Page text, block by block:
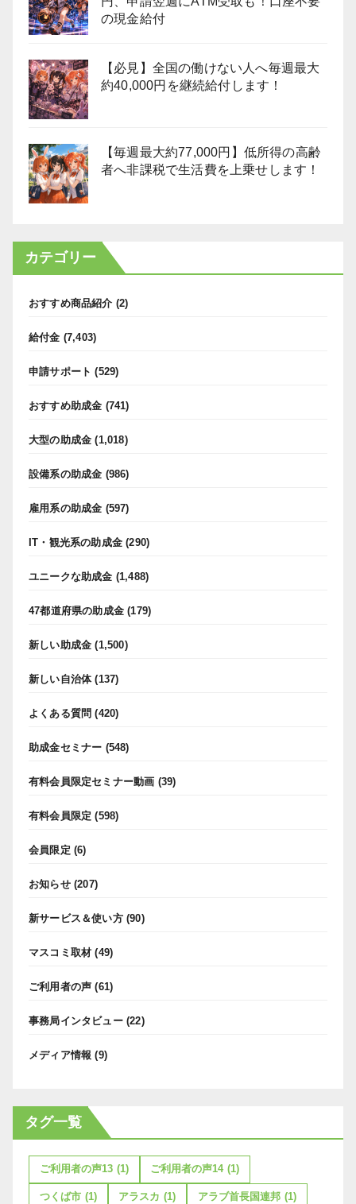
の現金給付
【必見】全国の働けない人へ毎週最大
約40,000円を継続給付します！
【毎週最大約77,000円】低所得の高齢
者へ非課税で生活費を上乗せします！
カテゴリー
おすすめ商品紹介 (2)
給付金 (7,403)
申請サポート (529)
おすすめ助成金 (741)
大型の助成金 (1,018)
設備系の助成金 (986)
雇用系の助成金 (597)
IT・観光系の助成金 (290)
ユニークな助成金 (1,488)
47都道府県の助成金 (179)
新しい助成金 (1,500)
新しい自治体(137)
よくある質問 (420)
助成金セミナー (548)
有料会員限定セミナー動画 (39)
有料会員限定 (598)
会員限定 (6)
お知らせ(207)
新サービス＆使い方(90)
マスコミ取材 (49)
ご利用者の声 (61)
事務局インタビュー(22)
メディア情報 (9)
タグ一覧
ご利用者の声13 (1) ご利用者の声14 (1)
つくば市 (1) アラスカ (1) アラブ首長国連邦 (1)